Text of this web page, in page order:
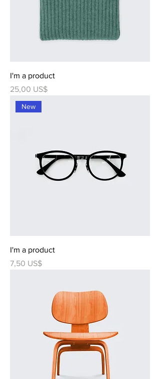
I'm a product
Precio
25,00 US$
New
I'm a product
Precio
7,50 US$